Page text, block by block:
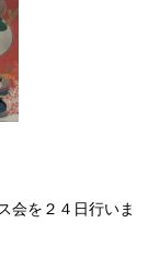
会を２４日行いま